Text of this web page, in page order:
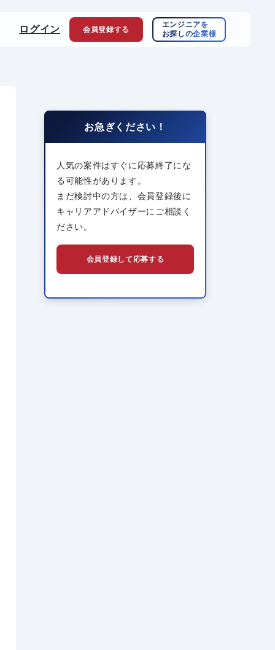
ログイン 会員登録する
エンジニアを
お探しの企業様
お急ぎください！
人気の案件はすぐに応募終了にな
る可能性があります。
まだ検討中の方は、会員登録後に
キャリアアドバイザーにご相談く
ださい。
会員登録して応募する